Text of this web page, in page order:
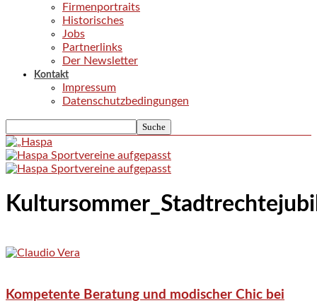
Firmenportraits
Historisches
Jobs
Partnerlinks
Der Newsletter
Kontakt
Impressum
Datenschutzbedingungen
Kompetente Beratung und modischer Chic bei